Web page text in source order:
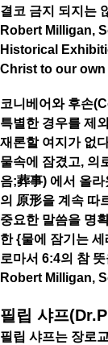
결코 금지 되지는
Robert Milligan,
Historical
Christ to our own
코니베어와 후손
특별한 경우를 제
재론할 여지가 없
물속에 잠겼고, 의
음;葬事) 에서 올
의 原形을 계속 따
중요한 말씀을 명
한 {물에 잠기는
로마서 6:4의 참
Robert Milligan,
필립 샤프
필립 샤프는 장로